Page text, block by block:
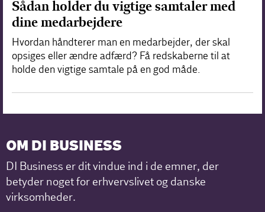
Sådan holder du vigtige samtaler med
dine medarbejdere
Hvordan håndterer man en medarbejder, der skal
opsiges eller ændre adfærd? Få redskaberne til at
holde den vigtige samtale på en god måde.
OM DI BUSINESS
DI Business er dit vindue ind i de emner, der
betyder noget for erhvervslivet og danske
virksomheder.